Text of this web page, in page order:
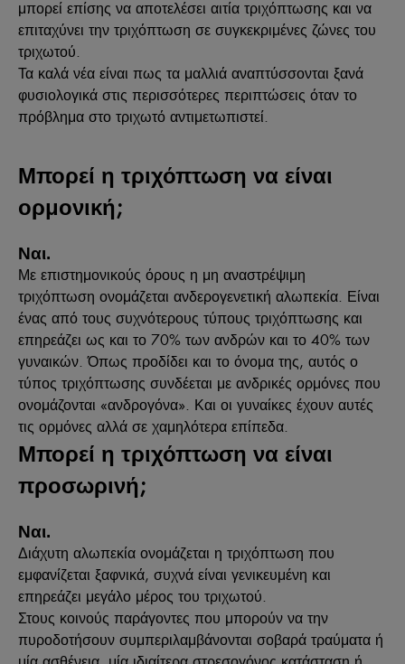
μπορεί επίσης να αποτελέσει αιτία τριχόπτωσης και να
επιταχύνει την τριχόπτωση σε συγκεκριμένες ζώνες του
τριχωτού.
Τα καλά νέα είναι πως τα μαλλιά αναπτύσσονται ξανά
φυσιολογικά στις περισσότερες περιπτώσεις όταν το
πρόβλημα στο τριχωτό αντιμετωπιστεί.
Μπορεί η τριχόπτωση να είναι
ορμονική;
Ναι.
Με επιστημονικούς όρους η μη αναστρέψιμη
τριχόπτωση ονομάζεται ανδερογενετική αλωπεκία. Είναι
ένας από τους συχνότερους τύπους τριχόπτωσης και
επηρεάζει ως και το 70% των ανδρών και το 40% των
γυναικών. Όπως προδίδει και το όνομα της, αυτός ο
τύπος τριχόπτωσης συνδέεται με ανδρικές ορμόνες που
ονομάζονται «ανδρογόνα». Και οι γυναίκες έχουν αυτές
τις ορμόνες αλλά σε χαμηλότερα επίπεδα.
Μπορεί η τριχόπτωση να είναι
προσωρινή;
Ναι.
Διάχυτη αλωπεκία ονομάζεται η τριχόπτωση που
εμφανίζεται ξαφνικά, συχνά είναι γενικευμένη και
επηρεάζει μεγάλο μέρος του τριχωτού.
Στους κοινούς παράγοντες που μπορούν να την
πυροδοτήσουν συμπεριλαμβάνονται σοβαρά τραύματα ή